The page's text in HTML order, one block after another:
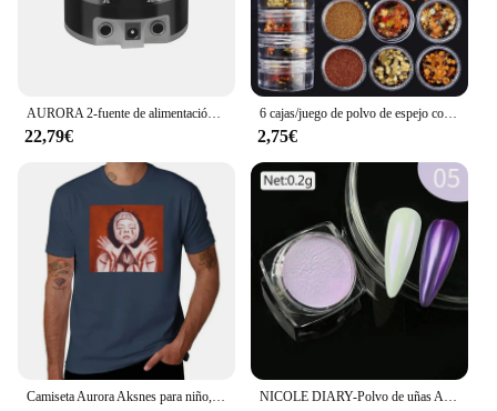
22,79€
6 cajas/juego de polvo de espejo con purpurina para uñas, pigmentos de efecto metálico camaleón Aurora, láser para uñas de Gel UV, decoración de manicura DIY
2,75€